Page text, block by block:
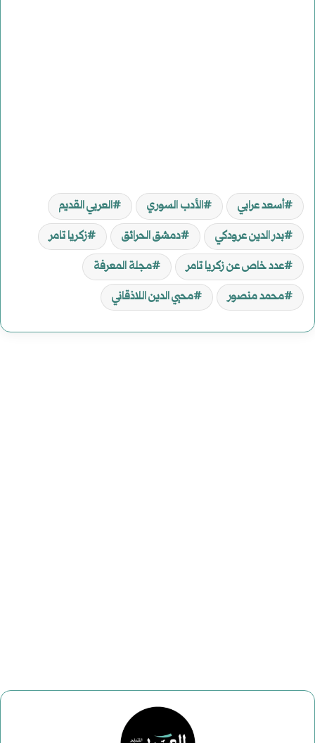
أسعد عرابي الأدب السوري
العربي القديم
بدر الدين عرودكي
دمشق الحرائق
زكريا تامر
عدد خاص عن زكريا تامر
مجلة المعرفة
محمد منصور
محيي الدين اللاذقاني